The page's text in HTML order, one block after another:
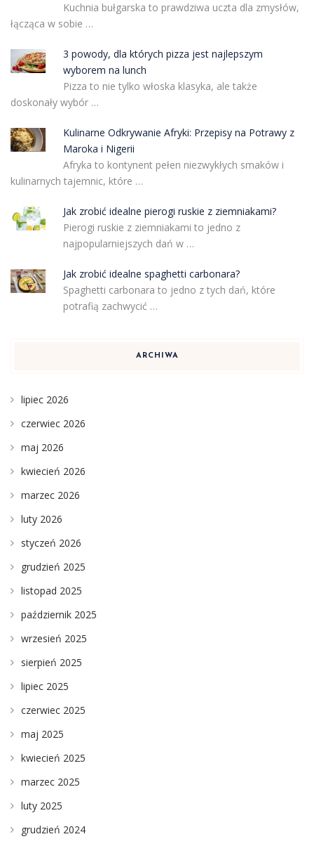
Kuchnia bułgarska to prawdziwa uczta dla zmysłów,
łącząca w sobie …
3 powody, dla których pizza jest najlepszym
wyborem na lunch
Pizza to nie tylko włoska klasyka, ale także
doskonały wybór …
Kulinarne Odkrywanie Afryki: Przepisy na Potrawy z
Maroka i Nigerii
Afryka to kontynent pełen niezwykłych smaków i
kulinarnych tajemnic, które …
Jak zrobić idealne pierogi ruskie z ziemniakami?
Pierogi ruskie z ziemniakami to jedno z
najpopularniejszych dań w …
Jak zrobić idealne spaghetti carbonara?
Spaghetti carbonara to jedno z tych dań, które
potrafią zachwycić …
ARCHIWA
lipiec 2026
czerwiec 2026
maj 2026
kwiecień 2026
marzec 2026
luty 2026
styczeń 2026
grudzień 2025
listopad 2025
październik 2025
wrzesień 2025
sierpień 2025
lipiec 2025
czerwiec 2025
maj 2025
kwiecień 2025
marzec 2025
luty 2025
grudzień 2024